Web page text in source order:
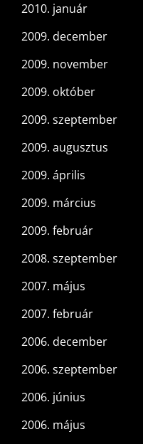
2010. január
2009. december
2009. november
2009. október
2009. szeptember
2009. augusztus
2009. április
2009. március
2009. február
2008. szeptember
2007. május
2007. február
2006. december
2006. szeptember
2006. június
2006. május